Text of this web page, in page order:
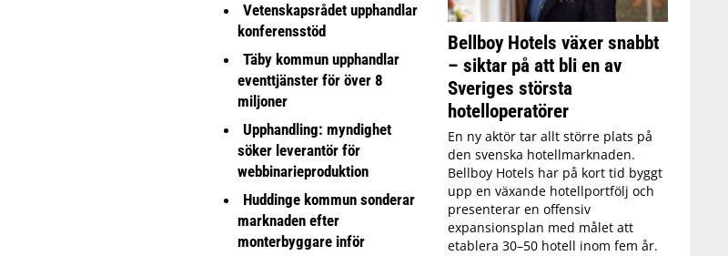
Vetenskapsrådet upphandlar
konferensstöd
Täby kommun upphandlar
eventtjänster för över 8
miljoner
Upphandling: myndighet
söker leverantör för
webbinarieproduktion
Huddinge kommun sonderar
marknaden efter
monterbyggare inför
Bellboy Hotels växer snabbt
– siktar på att bli en av
Sveriges största
hotelloperatörer
En ny aktör tar allt större plats på
den svenska hotellmarknaden.
Bellboy Hotels har på kort tid byggt
upp en växande hotellportfölj och
presenterar en offensiv
expansionsplan med målet att
etablera 30–50 hotell inom fem år.